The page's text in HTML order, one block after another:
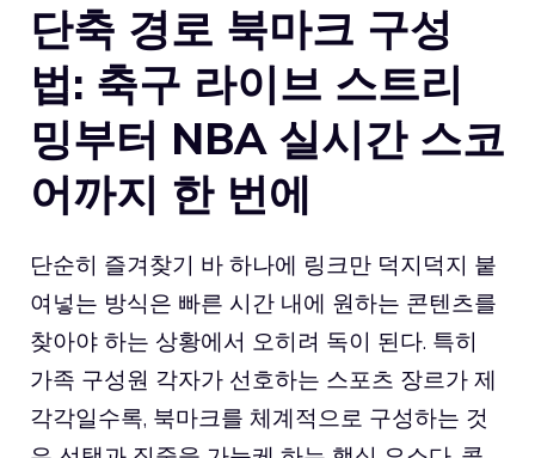
단축 경로 북마크 구성
법: 축구 라이브 스트리
밍부터 NBA 실시간 스코
어까지 한 번에
단순히 즐겨찾기 바 하나에 링크만 덕지덕지 붙
여넣는 방식은 빠른 시간 내에 원하는 콘텐츠를
찾아야 하는 상황에서 오히려 독이 된다. 특히
가족 구성원 각자가 선호하는 스포츠 장르가 제
각각일수록, 북마크를 체계적으로 구성하는 것